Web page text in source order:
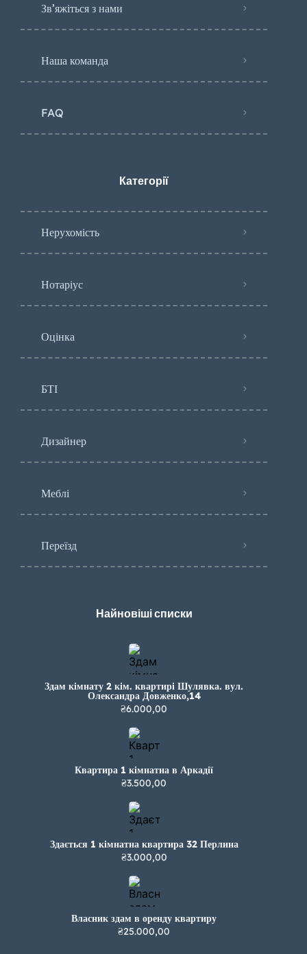
Зв’яжіться з нами
Наша команда
FAQ
Категорії
Нерухомість
Нотаріус
Оцінка
БТІ
Дизайнер
Меблі
Переїзд
Найновіші списки
Здам кімнату 2 кім. квартирі Шулявка. вул.
Олександра Довженко,14
₴6.000,00
Квартира 1 кімнатна в Аркадії
₴3.500,00
Здається 1 кімнатна квартира 32 Перлина
₴3.000,00
Власник здам в оренду квартиру
₴25.000,00